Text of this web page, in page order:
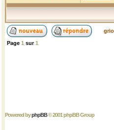
Page 1 sur1
Powered byphpBB© 2001 phpBB Group